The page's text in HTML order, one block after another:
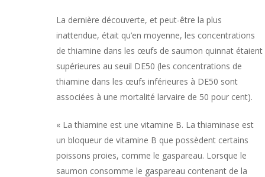
La dernière découverte, et peut-être la plus
inattendue, était qu’en moyenne, les concentrations
de thiamine dans les œufs de saumon quinnat étaient
supérieures au seuil DE50 (les concentrations de
thiamine dans les œufs inférieures à DE50 sont
associées à une mortalité larvaire de 50 pour cent).
« La thiamine est une vitamine B. La thiaminase est
un bloqueur de vitamine B que possèdent certains
poissons proies, comme le gaspareau. Lorsque le
saumon consomme le gaspareau contenant de la